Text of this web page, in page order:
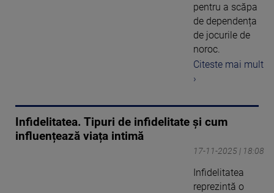
pentru a scăpa
de dependența
de jocurile de
noroc.
Citeste mai mult
›
Infidelitatea. Tipuri de infidelitate și cum
influențează viața intimă
17-11-2025 | 18:08
Infidelitatea
reprezintă o